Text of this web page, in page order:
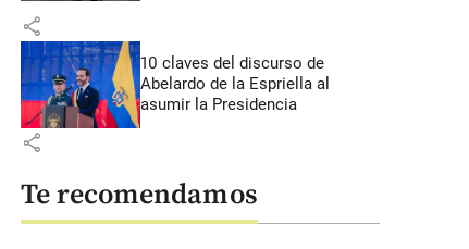
share
10 claves del discurso de
Abelardo de la Espriella al
asumir la Presidencia
share
Te recomendamos